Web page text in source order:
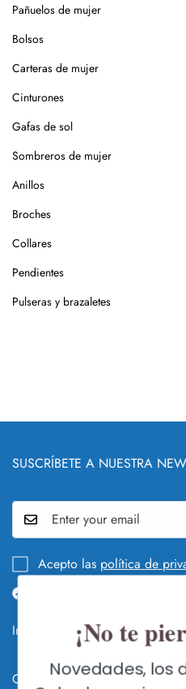
suciedad, limpiar con un paño
productos específicos para
lugar seco y con forma
alejados de fuentes de calor.
Para los modelos de yute,
roce, usa un cepillo suave en
Siempre es mejor guardarlos
para que se conserven como
Si tienes alguna duda,
Pañuelos de mujer
Bolsos
Carteras de mujer
Cinturones
Gafas de sol
Sombreros de mujer
Anillos
Broches
Collares
Pendientes
Pulseras y brazaletes
SUSCRÍBETE A NUESTRA
Acepto las política de
Info legal y DEVOLUCIONES
QUIÉN Y QUÉ ES NURIA
Contacte con nosotros
¡No te
Novedades, los